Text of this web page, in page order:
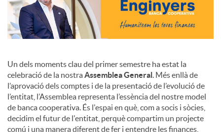
Un dels moments clau del primer semestre ha estat la
celebració de la nostra Assemblea General . Més enllà de
l’aprovació dels comptes i de la presentació de l’evolució de
l’entitat, l’Assemblea representa l’essència del nostre model
de banca cooperativa. És l'espai en què, com a socis i sòcies,
decidim el futur de l'entitat, perquè compartim un projecte
comú i una manera diferent de fer i entendre les finances,